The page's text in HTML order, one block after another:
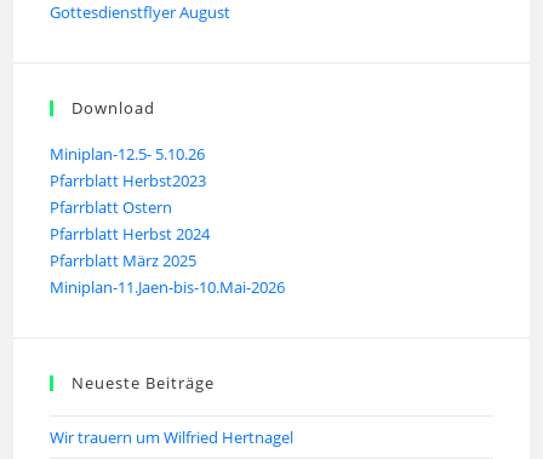
Gottesdienstflyer August
Download
Miniplan-12.5- 5.10.26
Pfarrblatt Herbst2023
Pfarrblatt Ostern
Pfarrblatt Herbst 2024
Pfarrblatt März 2025
Miniplan-11.Jaen-bis-10.Mai-2026
Neueste Beiträge
Wir trauern um Wilfried Hertnagel